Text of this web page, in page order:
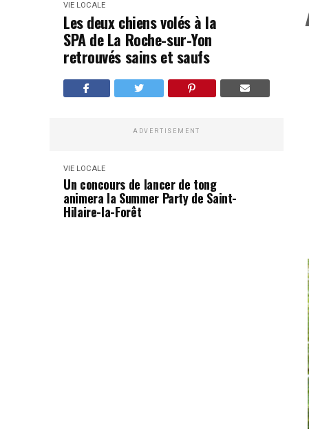
VIE LOCALE
Les deux chiens volés à la
SPA de La Roche-sur-Yon
retrouvés sains et saufs
ADVERTISEMENT
VIE LOCALE
Un concours de lancer de tong
animera la Summer Party de Saint-
Hilaire-la-Forêt